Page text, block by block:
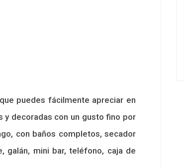
puedes fácilmente apreciar en
decoradas con un gusto fino por
con baños completos, secador
galán, mini bar, teléfono, caja de